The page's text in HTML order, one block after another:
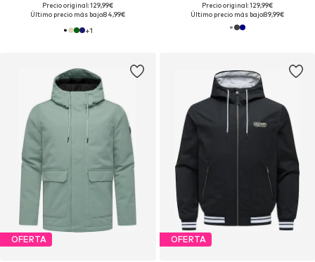
Precio original: 129,99€
Último precio más bajo:84,99€
+1
Precio original: 129,99€
Último precio más bajo:89,99€
OFERTA OFERTA